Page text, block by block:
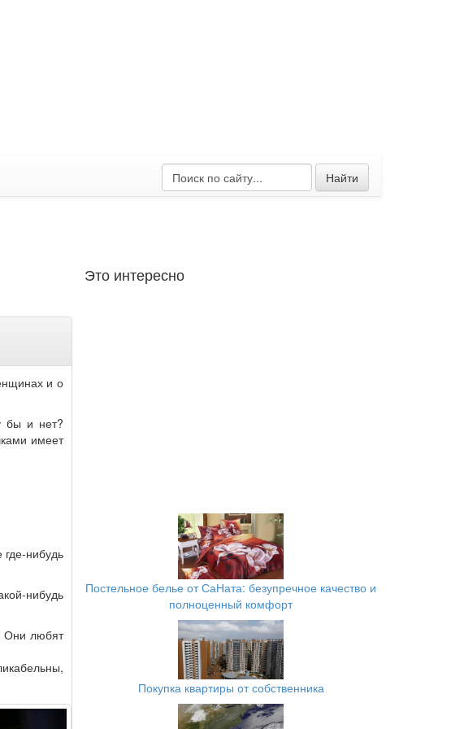
Найти
и о
бы и нет?
имеет
нибудь
нибудь
Они любят
Это интересно
Постельное белье от СаНата: безупречное качество и
полноценный комфорт
Покупка квартиры от собственника